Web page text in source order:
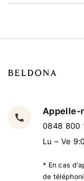
local_phone
Appelle-
0848 800
Lu – Ve
* En cas
de